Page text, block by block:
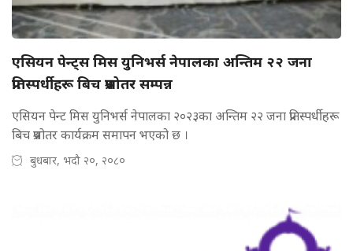
एसियन पेन्ट्स मिस युनिभर्स नेपालका अन्तिम २२ जना
प्रतिस्पर्धीहरू बिच प्रश्नोतर सम्पन्न
एसियन पेन्ट मिस युनिभर्स नेपालका २०२३का अन्तिम २२ जना प्रतिस्पर्धीहरू
बिच प्रश्नोतर कार्यक्रम समापन भएको छ ।
बुधबार, भदौ २०, २०८०